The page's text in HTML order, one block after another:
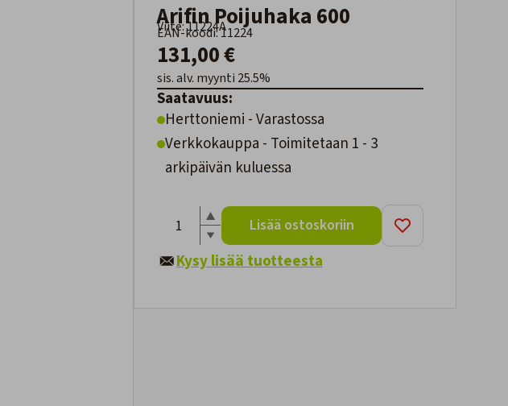
Arifin Poijuhaka 600
Viite: 11224A
EAN-koodi: 11224
131,00 €
sis. alv. myynti 25.5%
Saatavuus:
Herttoniemi - Varastossa
Verkkokauppa - Toimitetaan 1 - 3
arkipäivän kuluessa
Lisää ostoskoriin
Kysy lisää tuotteesta